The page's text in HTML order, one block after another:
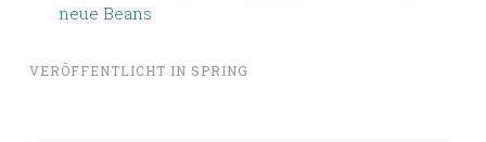
neue Beans
VERÖFFENTLICHT IN SPRING